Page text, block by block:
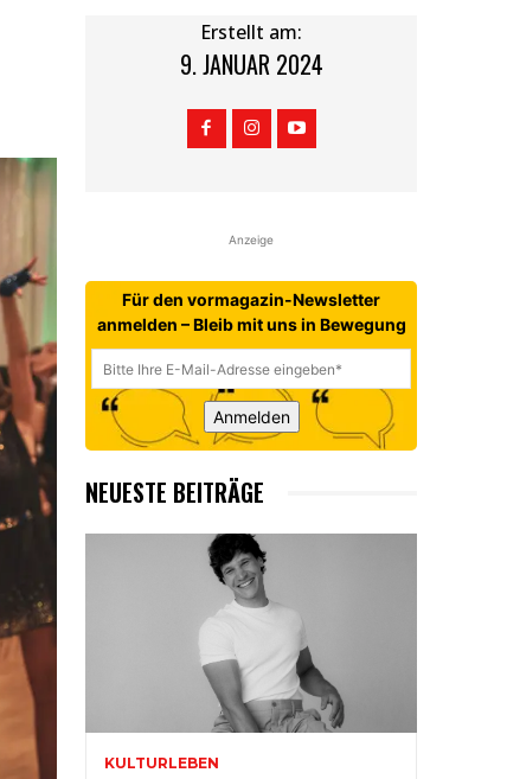
Erstellt am:
9. JANUAR 2024
Anzeige
Für den vormagazin-Newsletter
anmelden – Bleib mit uns in Bewegung
Anmelden
NEUESTE BEITRÄGE
KULTURLEBEN